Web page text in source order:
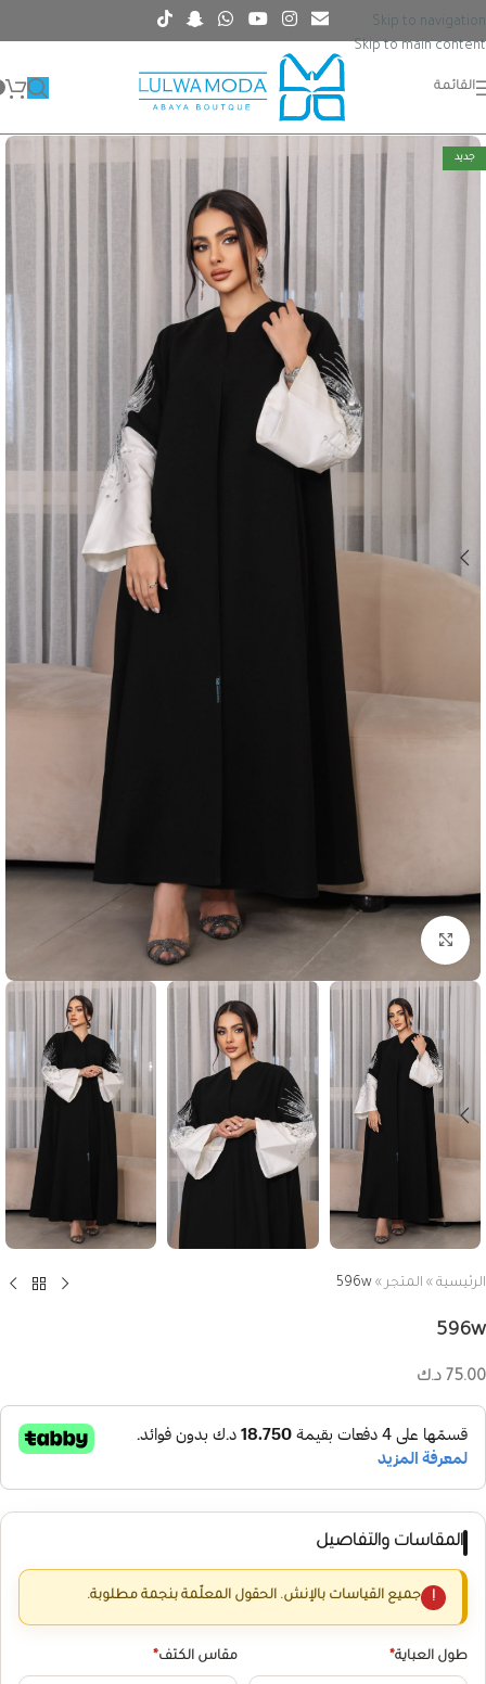
Skip to navigation
Skip to main content
القائمة
جديد
اضغط للتكبير
الرئيسية » المتجر »
596w
596w
75.00 د.ك
المقاسات والتفاصيل
جميع القياسات بالإنش. الحقول المعلّمة بنجمة مطلوبة.
طول العباية* مقاس الكتف*